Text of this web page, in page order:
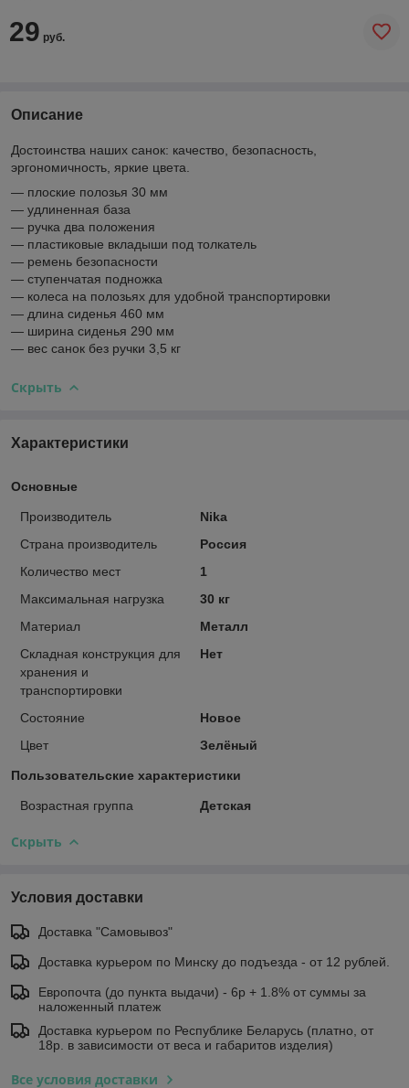
29 руб.
Описание
Достоинства наших санок: качество, безопасность,
эргономичность, яркие цвета.
— плоские полозья 30 мм
— удлиненная база
— ручка два положения
— пластиковые вкладыши под толкатель
— ремень безопасности
— ступенчатая подножка
— колеса на полозьях для удобной транспортировки
— длина сиденья 460 мм
— ширина сиденья 290 мм
— вес санок без ручки 3,5 кг
Скрыть
Характеристики
Основные
Производитель
Nika
Страна производитель
Россия
Количество мест
1
Максимальная нагрузка
30 кг
Материал
Металл
Складная конструкция для
хранения и
транспортировки
Нет
Состояние
Новое
Цвет
Зелёный
Пользовательские характеристики
Возрастная группа Детская
Скрыть
Условия доставки
Доставка "Самовывоз"
Доставка курьером по Минску до подъезда - от 12 рублей.
Европочта (до пункта выдачи) - 6р + 1.8% от суммы за
наложенный платеж
Доставка курьером по Республике Беларусь (платно, от
18р. в зависимости от веса и габаритов изделия)
Все условия доставки